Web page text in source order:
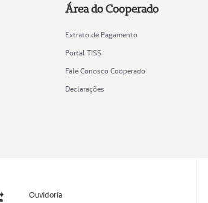
Área do Cooperado
Extrato de Pagamento
Portal TISS
Fale Conosco Cooperado
Declarações
Ouvidoria